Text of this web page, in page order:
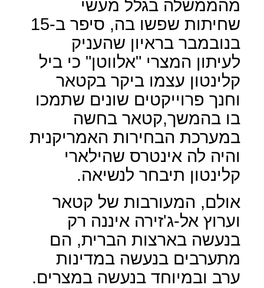
מהממשלה בגלל מעשי
שחיתות שפשו בה, סיפר ב-15
בנובמבר בראיון שהעניק
לעיתון המצרי "אלווטן" כי ביל
קלינטון עצמו ביקר בקטאר
וחנך פרוייקטים שונים שתמכו
בו בהמשך,קטאר בחשה
במערכת הבחירות האמריקנית
והיה לה אינטרס שהילארי
קלינטון תיבחר לנשיאה.
אולם, המעורבות של קטאר
וערוץ אל-ג'זירה איננה רק
בנעשה בארצות הברית, הם
מתערבים בנעשה במדינות
ערב ובמיוחד בנעשה במצרים.